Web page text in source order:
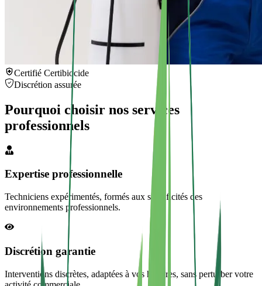
Certifié Certibiocide
Discrétion assurée
Pourquoi choisir nos services
professionnels
Expertise professionnelle
Techniciens expérimentés, formés aux spécificités des
environnements professionnels.
Discrétion garantie
Interventions discrètes, adaptées à vos horaires, sans perturber votre